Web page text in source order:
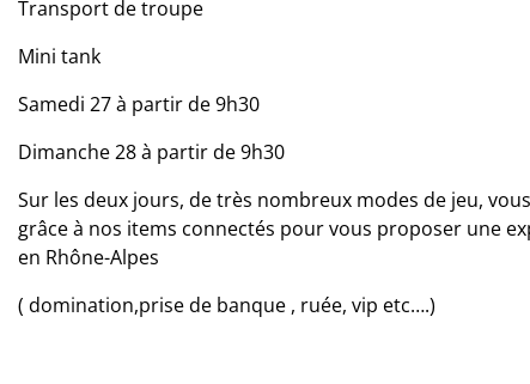
Transport de troupe
Mini tank
Samedi 27 à partir de 9h30
Dimanche 28 à partir de 9h30
Sur les deux jours, de très nombreux modes de jeu,
grâce à nos items connectés pour vous proposer une
en Rhône-Alpes
( domination,prise de banque , ruée, vip etc….)